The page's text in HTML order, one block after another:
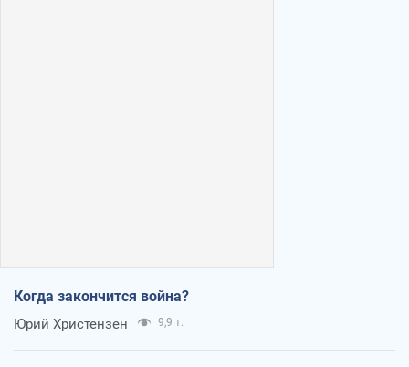
Когда закончится война?
Юрий Христензен 9,9 т.